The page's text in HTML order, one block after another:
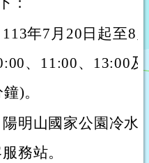
年7月20日起至8
、11:00、13:00
)。
明山國家公園冷水
務站。